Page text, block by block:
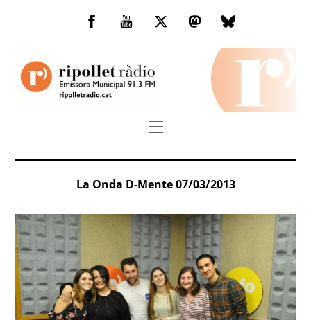
Facebook
You
TwitterMastodonBluesky
Menu
La Onda D-Mente 07/03/2013